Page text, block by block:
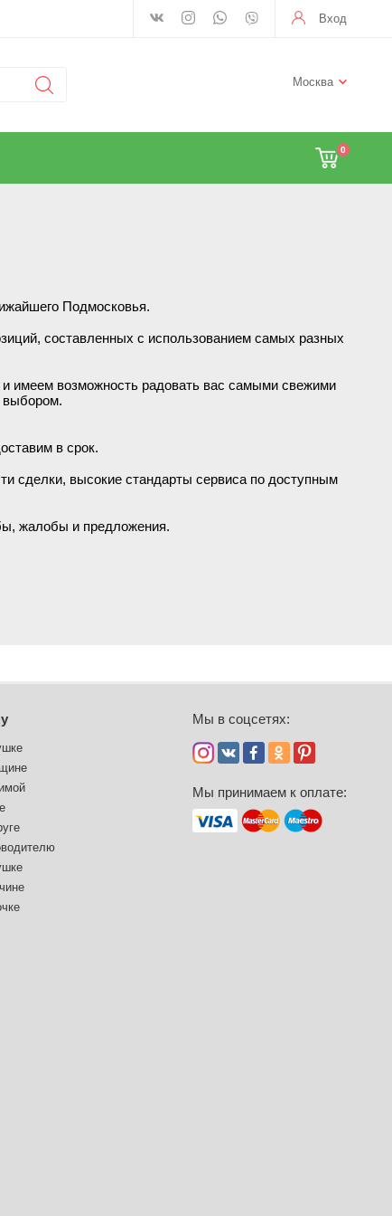
Вход
Москва
0
Подмосковья.
составленных с использованием самых разных
имеем возможность радовать вас самыми свежими
выбором.
в срок.
сделки, высокие стандарты сервиса по доступным
жалобы и предложения.
Мы в соцсетях:
Мы принимаем к оплате: